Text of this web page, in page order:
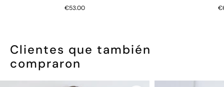
€53.00
Clientes que también
compraron